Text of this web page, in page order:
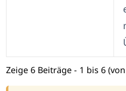
Zeige 6 Beiträge - 1 bis 6